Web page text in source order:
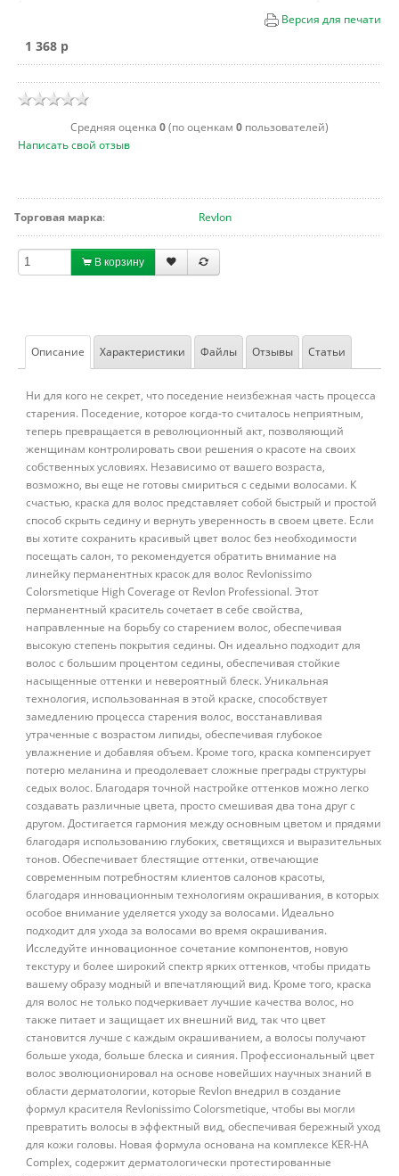
Версия для печати
1 368 p
Cредняя оценка 0(по оценкам 0 пользователей)
Написать свой отзыв
Торговая марка: Revlon
В корзину
Описание Характеристики Файлы Отзывы Статьи
Ни для кого не секрет, что поседение неизбежная часть процесса
старения. Поседение, которое когда-то считалось неприятным,
теперь превращается в революционный акт, позволяющий
женщинам контролировать свои решения о красоте на своих
собственных условиях. Независимо от вашего возраста,
возможно, вы еще не готовы смириться с седыми волосами. К
счастью, краска для волос представляет собой быстрый и простой
способ скрыть седину и вернуть уверенность в своем цвете. Если
вы хотите сохранить красивый цвет волос без необходимости
посещать салон, то рекомендуется обратить внимание на
линейку перманентных красок для волос Revlonissimo
Colorsmetique High Coverage от Revlon Professional. Этот
перманентный краситель сочетает в себе свойства,
направленные на борьбу со старением волос, обеспечивая
высокую степень покрытия седины. Он идеально подходит для
волос с большим процентом седины, обеспечивая стойкие
насыщенные оттенки и невероятный блеск. Уникальная
технология, использованная в этой краске, способствует
замедлению процесса старения волос, восстанавливая
утраченные с возрастом липиды, обеспечивая глубокое
увлажнение и добавляя объем. Кроме того, краска компенсирует
потерю меланина и преодолевает сложные преграды структуры
седых волос. Благодаря точной настройке оттенков можно легко
создавать различные цвета, просто смешивая два тона друг с
другом. Достигается гармония между основным цветом и прядями
благодаря использованию глубоких, светящихся и выразительных
тонов. Обеспечивает блестящие оттенки, отвечающие
современным потребностям клиентов салонов красоты,
благодаря инновационным технологиям окрашивания, в которых
особое внимание уделяется уходу за волосами. Идеально
подходит для ухода за волосами во время окрашивания.
Исследуйте инновационное сочетание компонентов, новую
текстуру и более широкий спектр ярких оттенков, чтобы придать
вашему образу модный и впечатляющий вид. Кроме того, краска
для волос не только подчеркивает лучшие качества волос, но
также питает и защищает их внешний вид, так что цвет
становится лучше с каждым окрашиванием, а волосы получают
больше ухода, больше блеска и сияния. Профессиональный цвет
волос эволюционировал на основе новейших научных знаний в
области дерматологии, которые Revlon внедрил в создание
формул красителя Revlonissimo Colorsmetique, чтобы вы могли
превратить волосы в эффектный вид, обеспечивая бережный уход
для кожи головы. Новая формула основана на комплексе KER-HA
Complex, содержит дерматологически протестированные